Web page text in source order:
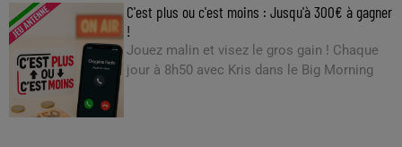
C'est plus ou c'est moins : Jusqu'à 300€ à gagner
!
Jouez malin et visez le gros gain ! Chaque
jour à 8h50 avec Kris dans le Big Morning